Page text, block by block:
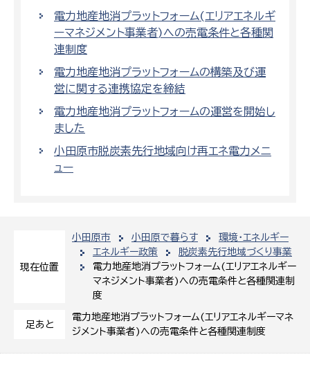
現在位置
小田原市 小田原で暮らす
環境・エネルギー
エネルギー政策
脱炭素先行地域づくり事業
電力地産地消プラットフォーム(エリアエネルギー
マネジメント事業者)への売電条件と各種関連制
度
足あと
電力地産地消プラットフォーム(エリアエネルギーマネ
ジメント事業者)への売電条件と各種関連制度
電力地産地消プラットフォーム(エリアエネルギ
ーマネジメント事業者)への売電条件と各種関
連制度
電力地産地消プラットフォームの構築及び運
営に関する連携協定を締結
電力地産地消プラットフォームの運営を開始し
ました
小田原市脱炭素先行地域向け再エネ電力メニ
ュー